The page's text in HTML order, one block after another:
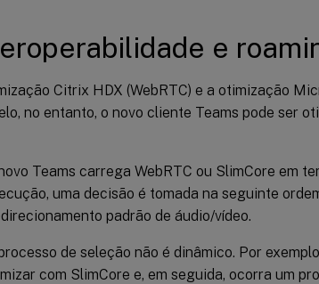
e
Citrix HDX (WebRTC) e a otimização
no entanto, o novo cliente Teams pode ser
Teams carrega WebRTC ou SlimCore em
uma decisão é tomada na seguinte
padrão de áudio/vídeo.
de seleção não é dinâmico. Por
com SlimCore e, em seguida, ocorra um